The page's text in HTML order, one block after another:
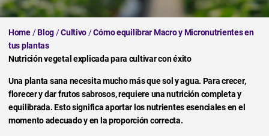
Home/Blog/Cultivo/Cómo equilibrar Macro y Micronutrientes en
tus plantas
Nutrición vegetal explicada para cultivar con éxito
Una planta sana necesita mucho más que sol y agua. Para crecer,
florecer y dar frutos sabrosos, requiere una nutrición completa y
equilibrada. Esto significa aportar los nutrientes esenciales en el
momento adecuado y en la proporción correcta.